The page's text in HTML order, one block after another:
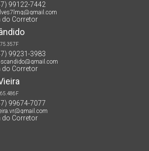
99122-7442
do Corretor
99231-3983
do Corretor
99674-7077
do Corretor